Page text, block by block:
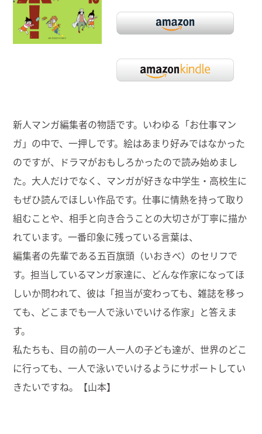
新人マンガ編集者の物語です。いわゆる「お仕事マン
ガ」の中で、一押しです。絵はあまり好みではなかった
のですが、
ドラマがおもしろかったので読み始めまし
た。大人だけでなく、 マンガが好きな中学生・高校生に
もぜひ読んでほしい作品です。仕事に情熱を持って取り
組むことや、相手と向き合うことの大切さが丁寧に描か
れています。一番印象に残っている言葉は、
編集者の先輩である五百旗頭（いおきべ）のセリフで
す。担当しているマンガ家達に、 どんな作家になってほ
しいか問われて、彼は「担当が変わっても、雑誌を移っ
ても、どこまでも一人で泳いでいける作家」 と答えま
す。
私たちも、目の前の一人一人の子ども達が、世界のどこ
に行っても、一人で泳いでいけるようにサポートしてい
きたいですね。【山本】